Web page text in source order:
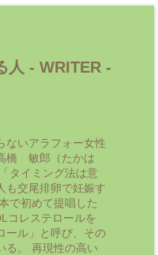
人 - WRITER -
ないアラフォー女性
橋 敏郎（たかは
タイミング法は意
も交尾排卵で妊娠す
で初めて提唱した
コレステロールを
ール」と呼び、その
る。 再現性の高い